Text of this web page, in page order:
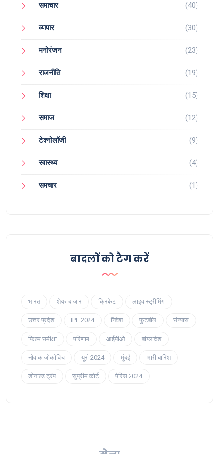
समाचार (40)
व्यापार (30)
मनोरंजन (23)
राजनीति (19)
शिक्षा (15)
समाज (12)
टेक्नोलॉजी (9)
स्वास्थ्य (4)
समचार (1)
बादलों को टैग करें
भारत शेयर बाजार क्रिकेट लाइव स्ट्रीमिंग
उत्तर प्रदेश IPL 2024 निवेश फुटबॉल संन्यास
फिल्म समीक्षा परिणाम आईपीओ बांग्लादेश
नोवाक जोकोविच यूरो 2024 मुंबई भारी बारिश
डोनाल्ड ट्रंप सुप्रीम कोर्ट पेरिस 2024